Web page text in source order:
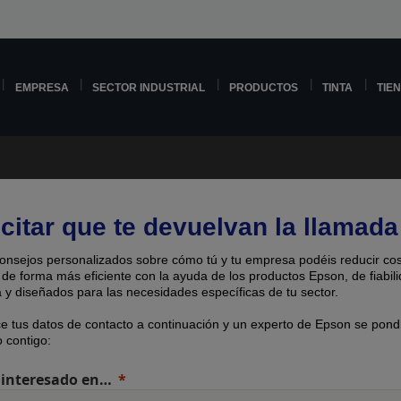
EMPRESA SECTOR INDUSTRIAL PRODUCTOS TINTA
que te devuelvan la llamada
personalizados sobre cómo tú y tu empresa podéis reducir
forma más eficiente con la ayuda de los productos Epson, de
y diseñados para las necesidades específicas de tu sector.
tus datos de contacto a continuación y un experto de Epson se
contigo:
interesado en…